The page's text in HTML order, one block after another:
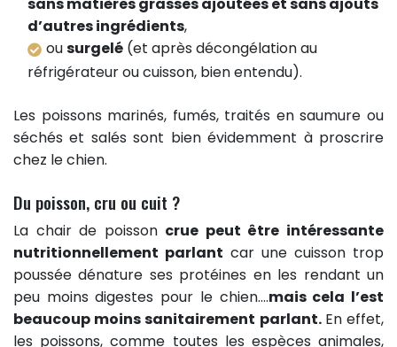
sans matières grasses ajoutées et sans ajouts
d’autres ingrédients,
ousurgelé (et après décongélation au
réfrigérateur ou cuisson, bien entendu).
Les poissons marinés, fumés, traités en saumure ou
séchés et salés sont bien évidemment à proscrire
chez le chien.
Du poisson, cru ou cuit ?
La chair de poisson crue peut être intéressante
nutritionnellement parlant car une cuisson trop
poussée dénature ses protéines en les rendant un
peu moins digestes pour le chien.…mais cela l’est
beaucoup moins sanitairement parlant. En effet,
les poissons, comme toutes les espèces animales,